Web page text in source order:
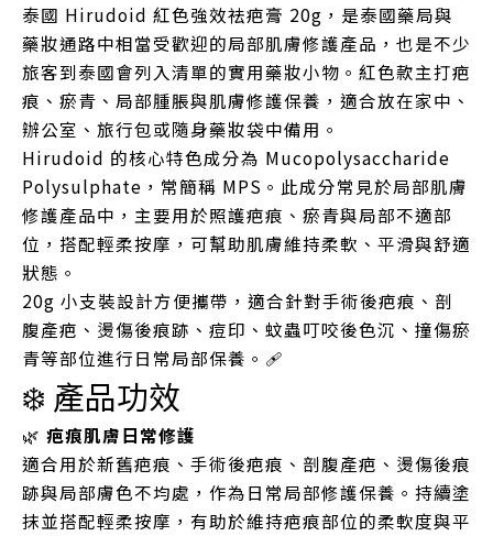
泰國 Hirudoid 紅色強效祛疤膏 20g，是泰國藥局與
藥妝通路中相當受歡迎的局部肌膚修護產品，也是不少
旅客到泰國會列入清單的實用藥妝小物。紅色款主打疤
痕、瘀青、局部腫脹與肌膚修護保養，適合放在家中、
辦公室、旅行包或隨身藥妝袋中備用。
Hirudoid 的核心特色成分為 Mucopolysaccharide
Polysulphate，常簡稱 MPS。此成分常見於局部肌膚
修護產品中，主要用於照護疤痕、瘀青與局部不適部
位，搭配輕柔按摩，可幫助肌膚維持柔軟、平滑與舒適
狀態。
20g 小支裝設計方便攜帶，適合針對手術後疤痕、剖
腹產疤、燙傷後痕跡、痘印、蚊蟲叮咬後色沉、撞傷瘀
青等部位進行日常局部保養。🩹
❄️ 產品功效
🌿 疤痕肌膚日常修護
適合用於新舊疤痕、手術後疤痕、剖腹產疤、燙傷後痕
跡與局部膚色不均處，作為日常局部修護保養。持續塗
抹並搭配輕柔按摩，有助於維持疤痕部位的柔軟度與平